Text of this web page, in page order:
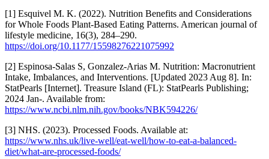
[1] Esquivel M. K. (2022). Nutrition Benefits and Considerations
for Whole Foods Plant-Based Eating Patterns. American journal of
lifestyle medicine, 16(3), 284–290.
https://doi.org/10.1177/15598276221075992
[2] Espinosa-Salas S, Gonzalez-Arias M. Nutrition: Macronutrient
Intake, Imbalances, and Interventions. [Updated 2023 Aug 8]. In:
StatPearls [Internet]. Treasure Island (FL): StatPearls Publishing;
2024 Jan-. Available from:
https://www.ncbi.nlm.nih.gov/books/NBK594226/
[3] NHS. (2023). Processed Foods. Available at:
https://www.nhs.uk/live-well/eat-well/how-to-eat-a-balanced-
diet/what-are-processed-foods/